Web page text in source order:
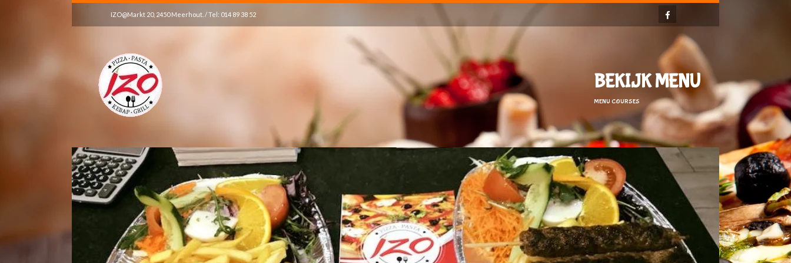
IZO@Markt 20, 2450 Meerhout. / Tel: 014 89 38 52
BEKIJK MENU
MENU COURSES